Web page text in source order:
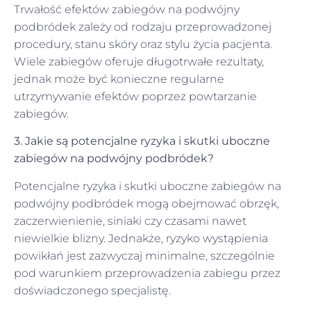
Trwałość efektów zabiegów na podwójny
podbródek zależy od rodzaju przeprowadzonej
procedury, stanu skóry oraz stylu życia pacjenta.
Wiele zabiegów oferuje długotrwałe rezultaty,
jednak może być konieczne regularne
utrzymywanie efektów poprzez powtarzanie
zabiegów.
3. Jakie są potencjalne ryzyka i skutki uboczne
zabiegów na podwójny podbródek?
Potencjalne ryzyka i skutki uboczne zabiegów na
podwójny podbródek mogą obejmować obrzęk,
zaczerwienienie, siniaki czy czasami nawet
niewielkie blizny. Jednakże, ryzyko wystąpienia
powikłań jest zazwyczaj minimalne, szczególnie
pod warunkiem przeprowadzenia zabiegu przez
doświadczonego specjalistę.